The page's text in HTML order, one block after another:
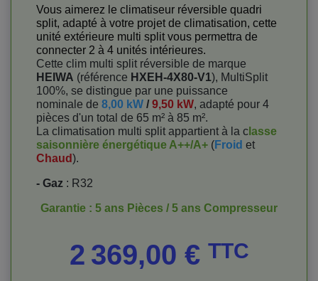
Vous aimerez le climatiseur réversible quadri
split, adapté à votre projet de climatisation, cette
unité extérieure multi split vous permettra de
connecter 2 à 4 unités intérieures.
Cette clim multi split réversible de marque
HEIWA (référence HXEH-4X80-V1), MultiSplit
100%, se distingue par une puissance
nominale de 8,00 kW / 9,50 kW, adapté pour 4
pièces d'un total de 65 m² à 85 m².
La climatisation multi split appartient à la c lasse
saisonnière énergétique A++/A+ (Froid et
Chaud).
- Gaz : R32
Garantie : 5 ans Pièces / 5 ans Compresseur
2 369,00 € TTC